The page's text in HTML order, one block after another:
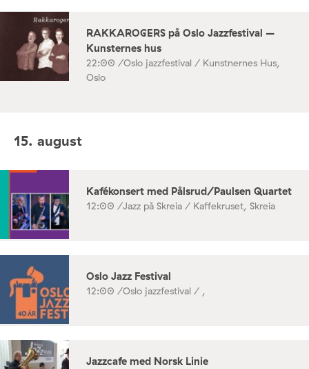
RAKKAROGERS på Oslo Jazzfestival –
Kunsternes hus
22:00 /Oslo jazzfestival / Kunstnernes Hus,
Oslo
15. august
Kafékonsert med Pålsrud/Paulsen Quartet
12:00 /Jazz på Skreia / Kaffekruset, Skreia
Oslo Jazz Festival
12:00 /Oslo jazzfestival / ,
Jazzcafe med Norsk Linie